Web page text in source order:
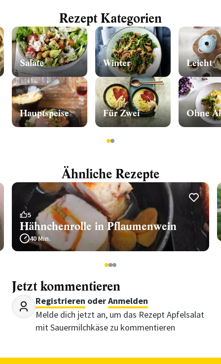
Rezept Kategorien
Salate
Hauptspeise
Winter
Für Zwei
Leicht
Ohne
12
Ähnliche Rezepte
5
Hähnchenrolle in Pflaumenwein
40 Min.
123
Jetzt kommentieren
Registrieren oderAnmelden
Melde dich jetzt an, um das Rezept Apfelsalat
mit Sauermilchkäse zu kommentieren